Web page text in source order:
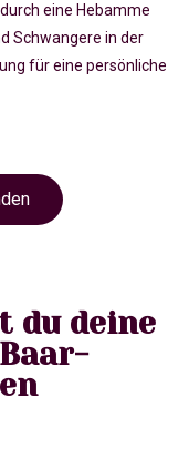
eine Hebamme
Schwangere in der
für eine persönliche
du deine